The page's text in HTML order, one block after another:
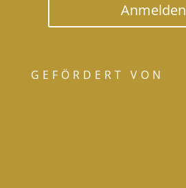
Anmelden
GEFÖRDERT VON